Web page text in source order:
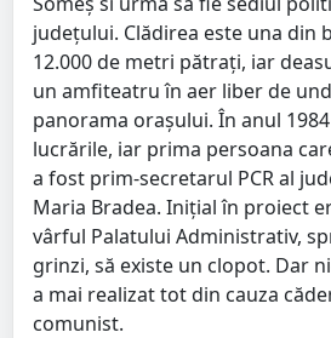
judeţului. Clădirea este una din
12.000 de metri pătraţi, iar
un amfiteatru în aer liber de
panorama oraşului. În anul
lucrările, iar prima persoana
a fost prim-secretarul PCR al
Maria Bradea. Iniţial în proiect
vârful Palatului Administrativ,
grinzi, să existe un clopot. Dar
a mai realizat tot din cauza
comunist.